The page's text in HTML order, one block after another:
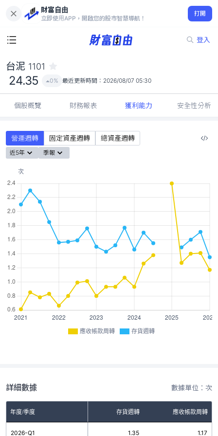
財富自由
立即使用APP，開啟您的股市智慧導航！
打開
登入
24.35
0%
台泥 1101
24.35 0% 最近更新時間： 2026/08/07 05:30
個股概覽 財務報表 獲利能力 安全性分析
營運週轉 固定資產週轉 總資產週轉
近5年 季報
應收帳款周轉 存貨週轉
詳細數據 數據單位：次
年度/季度 存貨週轉 應收帳款周轉
2026-Q1 1.35 1.17